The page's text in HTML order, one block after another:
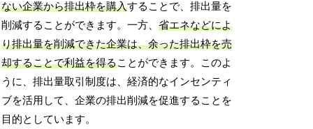
ない企業から排出枠を購入することで、排出量を
削減することができます。一方、省エネなどによ
り排出量を削減できた企業は、余った排出枠を売
却することで利益を得ることができます。このよ
うに、排出量取引制度は、経済的なインセンティ
ブを活用して、企業の排出削減を促進することを
目的としています。